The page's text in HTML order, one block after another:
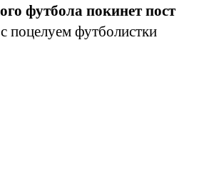
футбола покинет пост
поцелуем футболистки